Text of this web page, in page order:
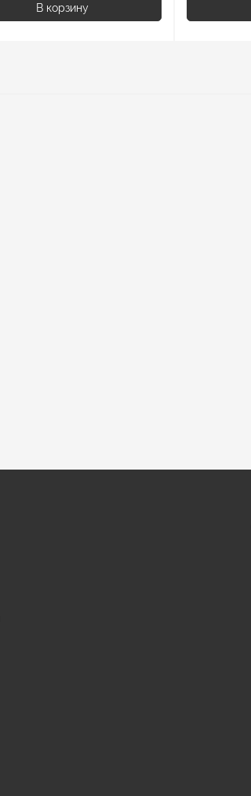
В корзину